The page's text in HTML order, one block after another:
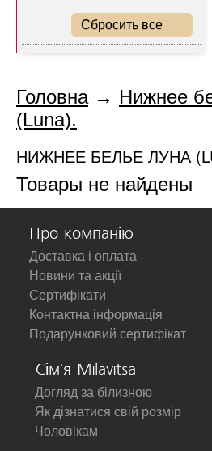
Сбросить все
Головна→ Нижнее
(Luna).
НИЖНЕЕ БЕЛЬЕ ЛУНА
Товары не найдены
Про компанію
Доставка і оплата
Новини та акції
Сертифікати
Контактна інформація
Подарунковий сертифікат
Сім'я Milavitsa
Догляд за білизною
Як дізнатися свій розмір
Чоловікам